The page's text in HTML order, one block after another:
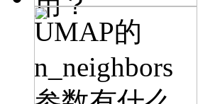
UMAP的
n_neighbors